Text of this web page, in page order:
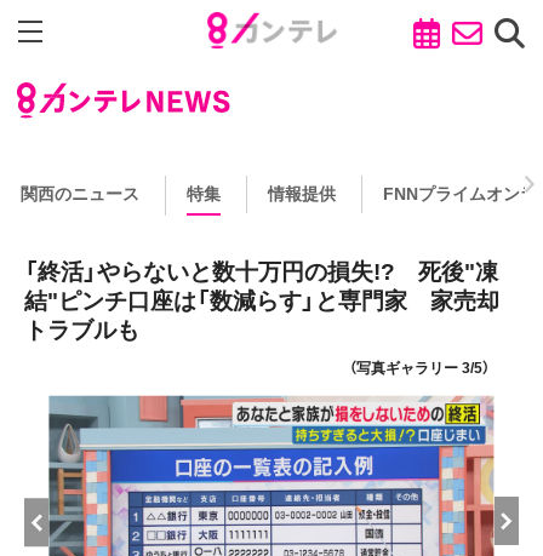
関西のニュース 特集 情報提供 FNNプライムオンラ
「終活」やらないと数十万円の損失!? 死後"凍
結"ピンチ口座は「数減らす」と専門家 家売却
トラブルも
（写真ギャラリー 3/5）